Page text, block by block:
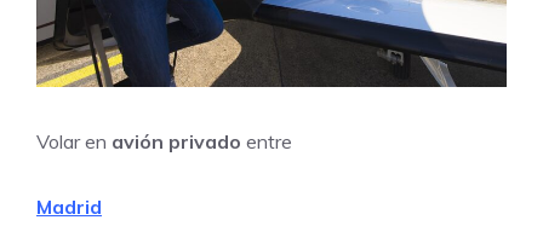
Volar en avión privado entre
Madrid